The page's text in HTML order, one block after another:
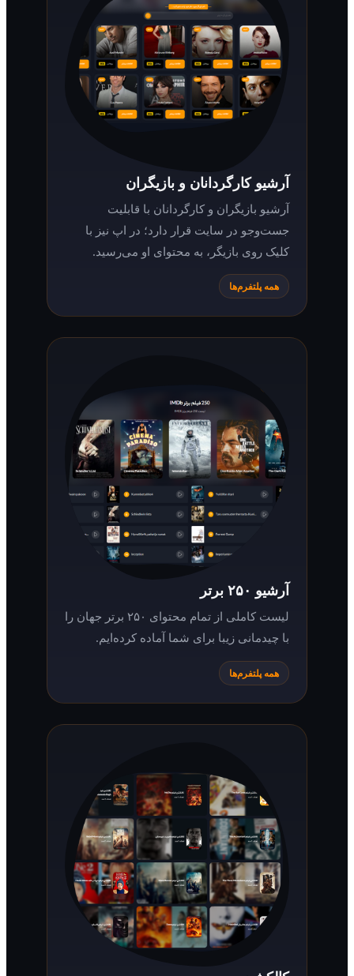
آرشیو کارگردانان و بازیگران
آرشیو بازیگران و کارگردانان با قابلیت
جست‌وجو در سایت قرار دارد؛ در اپ نیز با
کلیک روی بازیگر، به محتوای او می‌رسید.
همه پلتفرم‌ها
لیست کاملی از تمام محتوای ۲۵۰ برتر جهان را
با چیدمانی زیبا برای شما آماده کرده‌ایم.
همه پلتفرم‌ها